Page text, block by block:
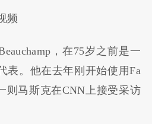
频
，在75岁之前是一
表。他在去年刚开始使用Fa
则马斯克在CNN上接受采访